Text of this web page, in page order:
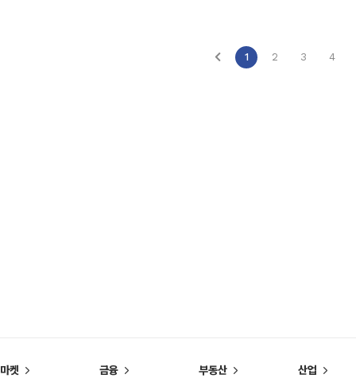
1 2 3 4
마켓 금융 부동산 산업